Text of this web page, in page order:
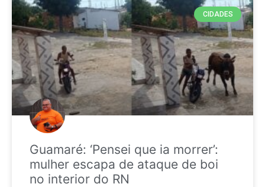
CIDADES
Guamaré: ‘Pensei que ia morrer’:
mulher escapa de ataque de boi
no interior do RN